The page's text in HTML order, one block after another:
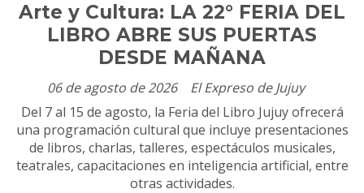
Arte y Cultura: LA 22° FERIA DEL
LIBRO ABRE SUS PUERTAS
DESDE MAÑANA
El Expreso de Jujuy
06 de agosto de 2026
Del 7 al 15 de agosto, la Feria del Libro Jujuy ofrecerá
una programación cultural que incluye presentaciones
de libros, charlas, talleres, espectáculos musicales,
teatrales, capacitaciones en inteligencia artificial, entre
otras actividades.